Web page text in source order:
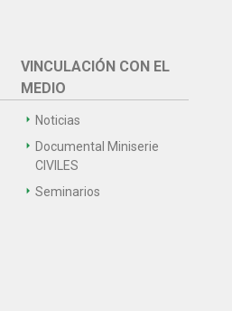
VINCULACIÓN CON EL
MEDIO
Noticias
Documental Miniserie
CIVILES
Seminarios